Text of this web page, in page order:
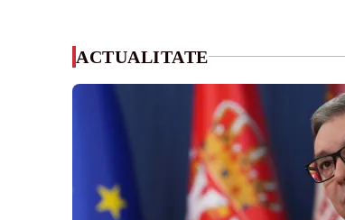
ACTUALITATE